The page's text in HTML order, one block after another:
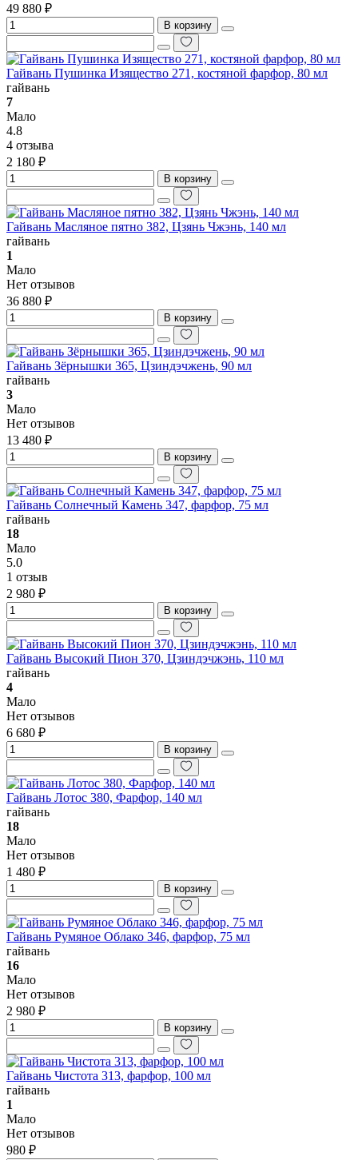
49 880 ₽
В корзину
Гайвань Пушинка Изящество 271, костяной фарфор, 80 мл
гайвань
7
Мало
4.8
4 отзыва
2 180 ₽
В корзину
Гайвань Масляное пятно 382, Цзянь Чжэнь, 140 мл
гайвань
1
Мало
Нет отзывов
36 880 ₽
В корзину
Гайвань Зёрнышки 365, Цзиндэчжень, 90 мл
гайвань
3
Мало
Нет отзывов
13 480 ₽
В корзину
Гайвань Солнечный Камень 347, фарфор, 75 мл
гайвань
18
Мало
5.0
1 отзыв
2 980 ₽
В корзину
Гайвань Высокий Пион 370, Цзиндэчжэнь, 110 мл
гайвань
4
Мало
Нет отзывов
6 680 ₽
В корзину
Гайвань Лотос 380, Фарфор, 140 мл
гайвань
18
Мало
Нет отзывов
1 480 ₽
В корзину
Гайвань Румяное Облако 346, фарфор, 75 мл
гайвань
16
Мало
Нет отзывов
2 980 ₽
В корзину
Гайвань Чистота 313, фарфор, 100 мл
гайвань
1
Мало
Нет отзывов
980 ₽